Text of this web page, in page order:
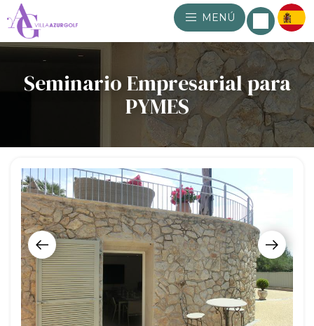
MENÚ
Seminario Empresarial para
PYMES